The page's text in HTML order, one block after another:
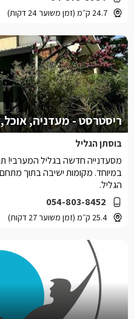
24.7 ק״מ (זמן משוער 24 דקות)
ריסטרסט - מעדניה,
בוסתן הגליל
054-803-8452
25.4 ק״מ (זמן משוער 27 דקות)
מסעדנייה חדשה בגליל המערבי!
במיוחד. מקומות ישיבה בתוך
הגליל.